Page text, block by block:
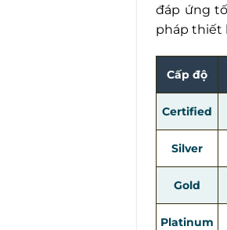
đáp ứng
pháp thiết
Cấp độ
Certified
Silver
Gold
Platinum